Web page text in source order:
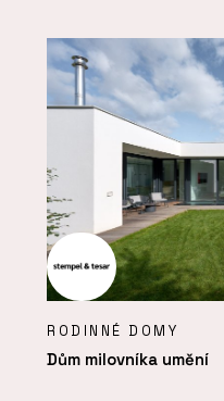
RODINNÉ DOMY
Dům milovníka umění